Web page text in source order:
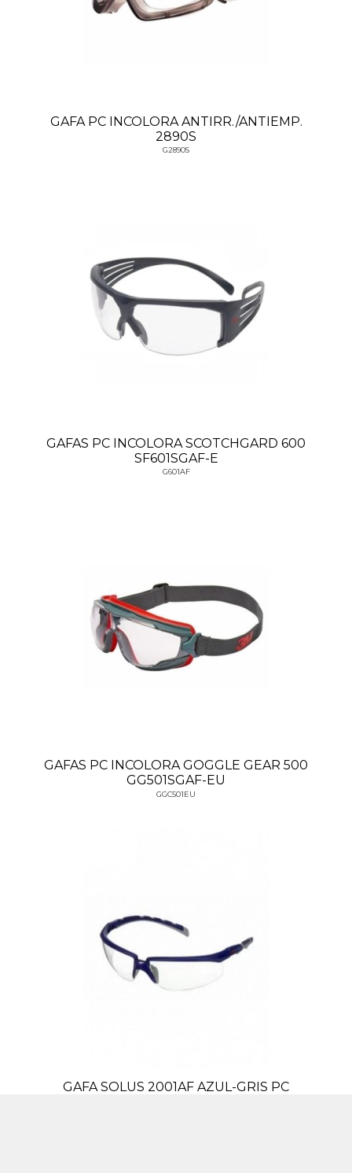
GAFA PC INCOLORA ANTIRR./ANTIEMP.
2890S
G2890S
GAFAS PC INCOLORA SCOTCHGARD 600
SF601SGAF-E
G601AF
GAFAS PC INCOLORA GOGGLE GEAR 500
GG501SGAF-EU
GGC501EU
GAFA SOLUS 2001AF AZUL-GRIS PC